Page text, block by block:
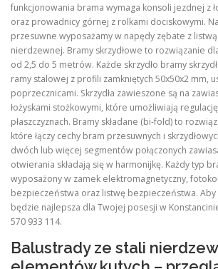
funkcjonowania brama wymaga konsoli jezdnej z
oraz prowadnicy górnej z rolkami dociskowymi.
przesuwne wyposażamy w napędy zębate z
nierdzewnej. Bramy skrzydłowe to rozwiązanie
od 2,5 do 5 metrów. Każde skrzydło bramy
ramy stalowej z profili zamkniętych 50x50x2 mm,
poprzecznicami. Skrzydła zawieszone są na
łożyskami stożkowymi, które umożliwiają
płaszczyznach. Bramy składane (bi-fold) to
które łączy cechy bram przesuwnych i
dwóch lub więcej segmentów połączonych
otwierania składają się w harmonijkę. Każdy typ
wyposażony w zamek elektromagnetyczny,
bezpieczeństwa oraz listwę bezpieczeństwa.
będzie najlepsza dla Twojej posesji w
570 933 114.
Balustrady ze stali